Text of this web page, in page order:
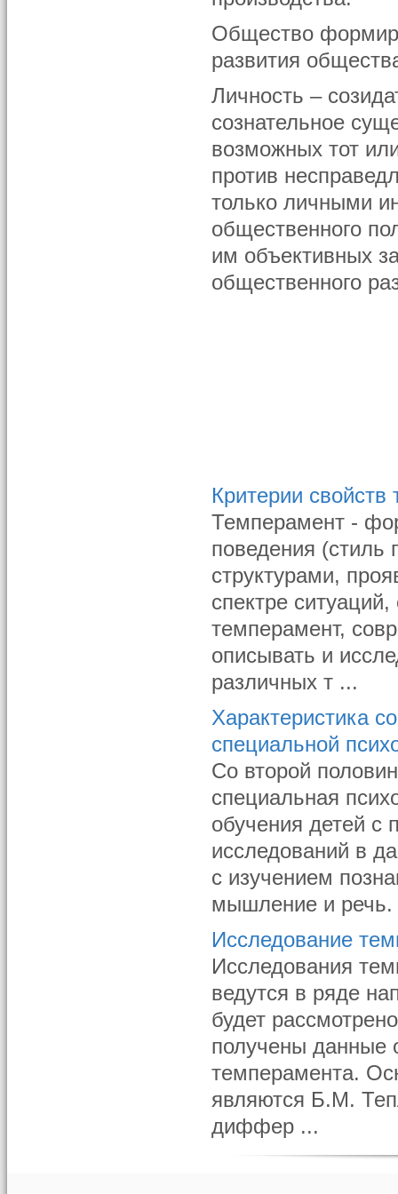
Общество
развития
Личность –
сознательное
возможных тот
против
только личными
общественного
им объективных
общественного
Критерии
Темперамент -
поведения (стиль
структурами,
спектре
темперамент,
описывать и
различных т ...
Характеристика
специальной
Со второй
специальная
обучения детей с
исследований в
с изучением
мышление и речь.
Исследование
Исследования
ведутся в ряде
будет
получены данные
темперамента.
являются Б.М.
диффер ...